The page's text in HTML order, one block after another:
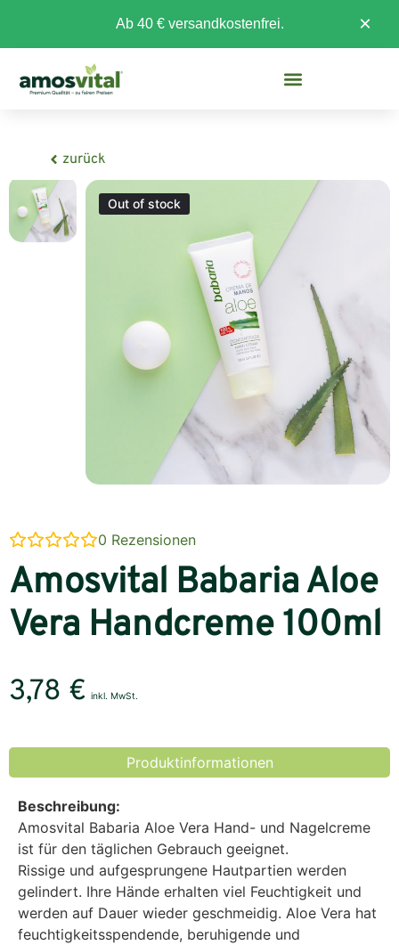
Ab 40 € versandkostenfrei. ×
0 Rezensionen
Amosvital Babaria Aloe
Vera Handcreme 100ml
3,78 € inkl. MwSt.
Produktinformationen
Beschreibung:
Amosvital Babaria Aloe Vera Hand- und Nagelcreme
ist für den täglichen Gebrauch geeignet.
Rissige und aufgesprungene Hautpartien werden
gelindert. Ihre Hände erhalten viel Feuchtigkeit und
werden auf Dauer wieder geschmeidig. Aloe Vera hat
feuchtigkeitsspendende, beruhigende und
zurück
Out of stock